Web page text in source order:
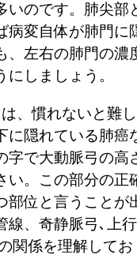
いのです。肺尖部
病変自体が肺門に
、左右の肺門の濃
しましょう。
、慣れないと難
に隠れている肺癌
で大動脈弓の高
い。この部分の正
部位と言うことが
線、奇静脈弓､上
関係を理解して